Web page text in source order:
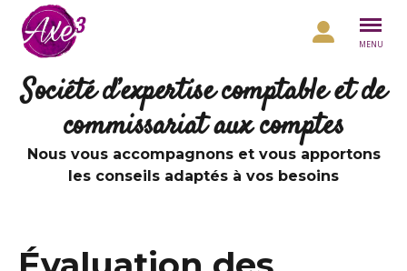
Aller au contenu
MENU
Société d’expertise comptable et de
commissariat aux comptes
Nous vous accompagnons et vous apportons
les conseils adaptés à vos besoins